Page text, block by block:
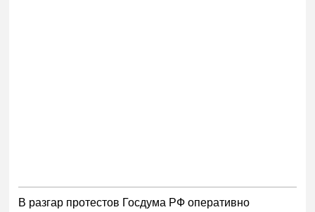
В разгар протестов Госдума РФ оперативно